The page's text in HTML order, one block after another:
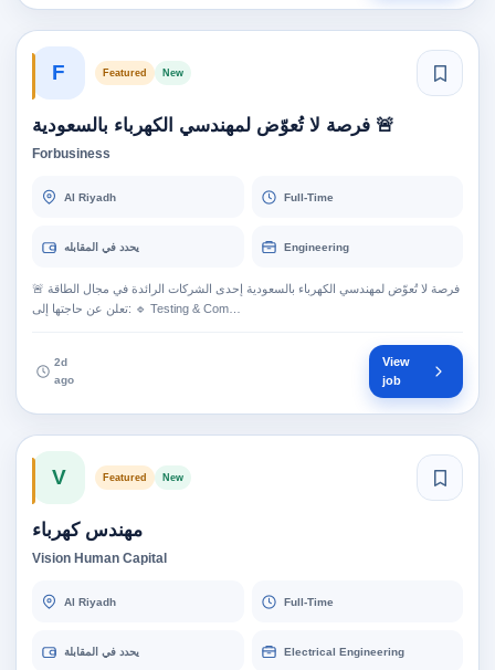
F Featured New
🚨 فرصة لا تُعوّض لمهندسي الكهرباء بالسعودية
Forbusiness
Al Riyadh Full-Time
يحدد في المقابله Engineering
🚨 فرصة لا تُعوّض لمهندسي الكهرباء بالسعودية إحدى الشركات الرائدة في مجال الطاقة
تعلن عن حاجتها إلى: 🔹 Testing & Com…
2d
ago
View
job
V Featured New
مهندس كهرباء
Vision Human Capital
Al Riyadh Full-Time
يحدد في المقابلة Electrical Engineering